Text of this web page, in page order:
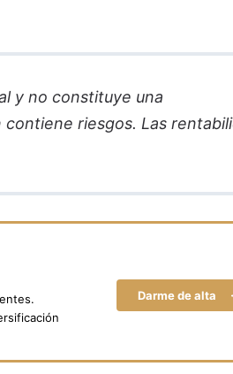
y no constituye una
riesgos. Las
Darme de alta